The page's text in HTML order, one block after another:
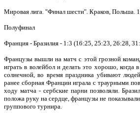
Мировая лига. "Финал шести". Краков, Польша.
Полуфинал
Франция - Бразилия - 1:3 (16:25, 25:23, 26:28,
Французы вышли на матч с этой грозной
играть в волейбол и делать это хорошо, когда
солнечной, во время праздника убивают
ранее сборная Франции играла с траурными
ходу матча - сербские парни позволяли.
положа руку на сердце, французы не
группового турнира.